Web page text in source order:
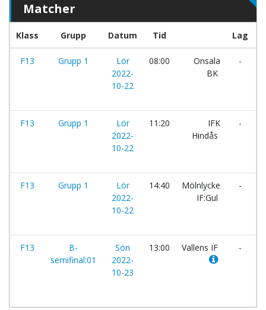
Matcher
Klass Grupp Datum Tid Lag
F13 Grupp 1
Lör
2022-
10-22
08:00
Onsala
BK
-
F13 Grupp 1
Lör
2022-
10-22
11:20
IFK
Hindås
-
F13 Grupp 1
Lör
2022-
10-22
14:40
Mölnlycke
IF:Gul
-
F13
B-
semifinal:01
Sön
2022-
10-23
13:00 Vallens IF -